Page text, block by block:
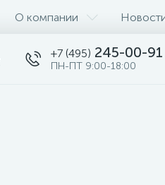
О компании
+7 (495) 245-00-91
ПН-ПТ 9:00-18:00